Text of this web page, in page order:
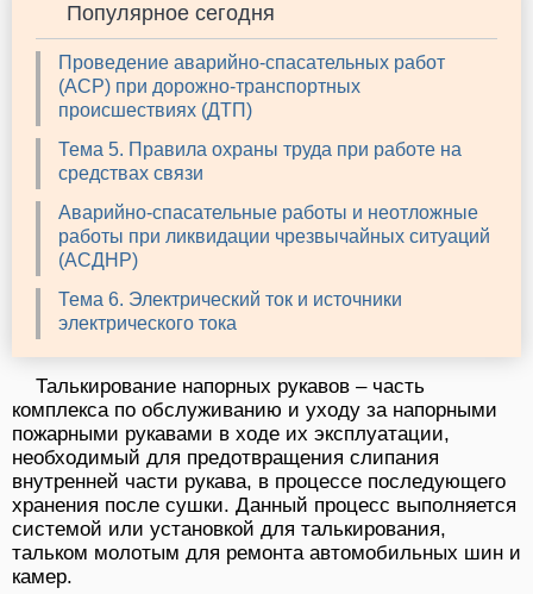
Популярное сегодня
Проведение аварийно-спасательных работ
(АСР) при дорожно-транспортных
происшествиях (ДТП)
Тема 5. Правила охраны труда при работе на
средствах связи
Аварийно-спасательные работы и неотложные
работы при ликвидации чрезвычайных ситуаций
(АСДНР)
Тема 6. Электрический ток и источники
электрического тока
Талькирование напорных рукавов – часть
комплекса по обслуживанию и уходу за напорными
пожарными рукавами в ходе их эксплуатации,
необходимый для предотвращения слипания
внутренней части рукава, в процессе последующего
хранения после сушки. Данный процесс выполняется
системой или установкой для талькирования,
тальком молотым для ремонта автомобильных шин и
камер.